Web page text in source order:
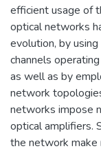
efficient usage of
optical networks
evolution, by
channels
as well as by
network
networks impose
optical amplifiers.
the network